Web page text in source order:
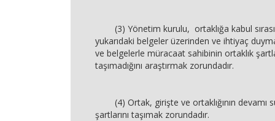
(3) Yönetim kurulu, ortaklığa kabul
yukarıdaki belgeler üzerinden ve ihtiyaç
ve belgelerle müracaat sahibinin ortaklık
taşımadığını araştırmak zorundadır.
(4) Ortak, girişte ve ortaklığının devamı
şartlarını taşımak zorundadır.